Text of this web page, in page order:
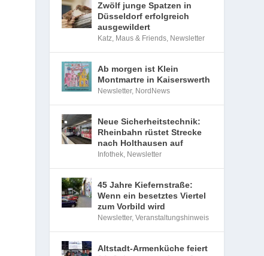
Zwölf junge Spatzen in
Düsseldorf erfolgreich
ausgewildert
Katz, Maus & Friends, Newsletter
Ab morgen ist Klein
Montmartre in Kaiserswerth
Newsletter, NordNews
Neue Sicherheitstechnik:
Rheinbahn rüstet Strecke
nach Holthausen auf
Infothek, Newsletter
45 Jahre Kiefernstraße:
Wenn ein besetztes Viertel
zum Vorbild wird
Newsletter,Veranstaltungshinweis
Altstadt-Armenküche feiert